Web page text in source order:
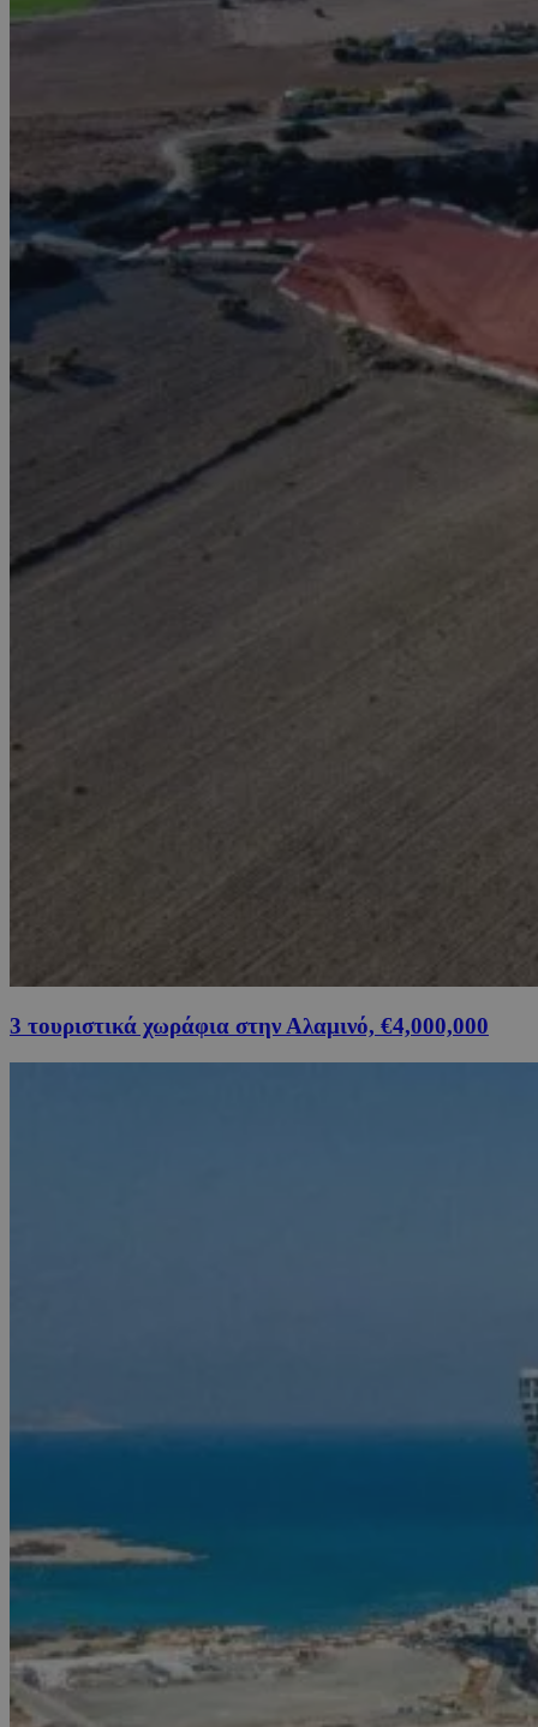
3 τουριστικά χωράφια στην Αλαμινό, €4,000,000